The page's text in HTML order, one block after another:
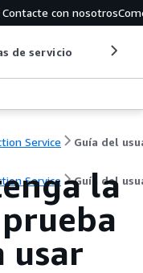
Contacte con nosotros
de servicio
Service
Service Guía del
la
usar